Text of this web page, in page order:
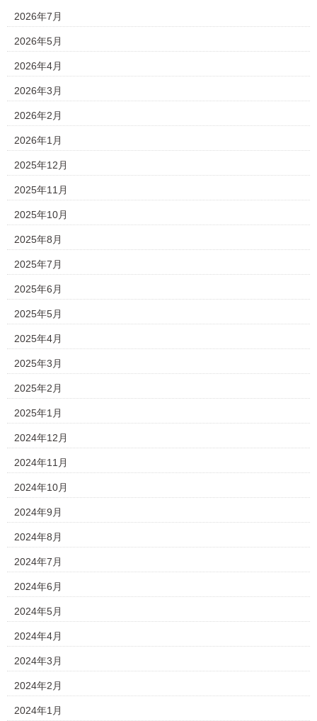
2026年7月
2026年5月
2026年4月
2026年3月
2026年2月
2026年1月
2025年12月
2025年11月
2025年10月
2025年8月
2025年7月
2025年6月
2025年5月
2025年4月
2025年3月
2025年2月
2025年1月
2024年12月
2024年11月
2024年10月
2024年9月
2024年8月
2024年7月
2024年6月
2024年5月
2024年4月
2024年3月
2024年2月
2024年1月